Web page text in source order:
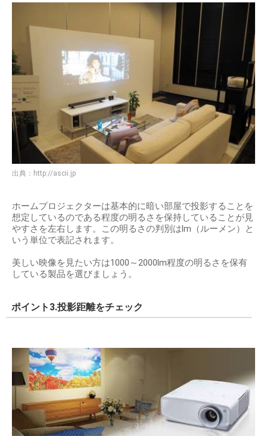
出典： http://ascii.jp
ホームプロジェクターは基本的に暗い部屋で投影することを
想定しているのである程度の明るさを保持していることが見
やすさを左右します。この明るさの判別はlm（ルーメン）と
いう単位で表記されます。
美しい映像を見たい方は1000～2000lm程度の明るさを保有
している製品を選びましょう。
ポイント3.投影距離をチェック